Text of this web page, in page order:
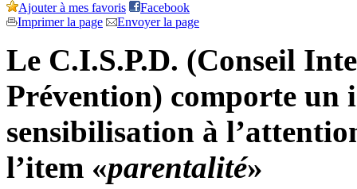
Ajouter à mes favoris
Facebook
Imprimer la page
Envoyer la page
Le C.I.S.P.D. (Conseil
Prévention) comporte
sensibilisation à
l’item «parentalité»